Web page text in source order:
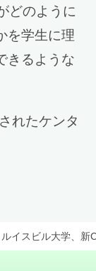
どのように
を学生に理
きるような
れたケンタ
ルイスビル大学、新